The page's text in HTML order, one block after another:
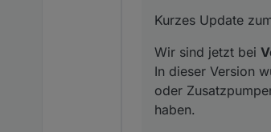
Kurzes Update
Wir sind jetzt bei
In dieser Version
oder
haben.